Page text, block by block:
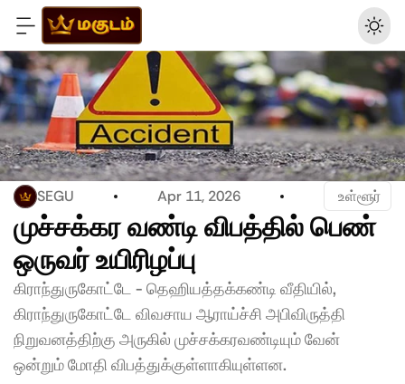
SEGU Apr 11, 2026 உள்ளூர்
முச்சக்கர வண்டி விபத்தில் பெண்
ஒருவர் உயிரிழப்பு
கிராந்துருகோட்டே - தெஹியத்தக்கண்டி வீதியில்,
கிராந்துருகோட்டே விவசாய ஆராய்ச்சி அபிவிருத்தி
நிறுவனத்திற்கு அருகில் முச்சக்கரவண்டியும் வேன்
ஒன்றும் மோதி விபத்துக்குள்ளாகியுள்ளன.